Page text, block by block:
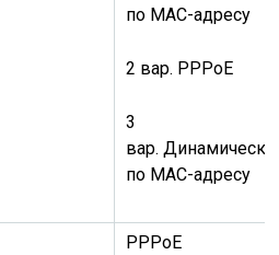
по MAC-адресу
2 вар. PPPoE
3
вар.
по MAC-адресу
PPPoE